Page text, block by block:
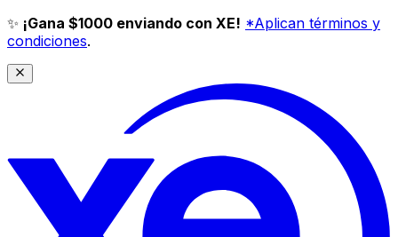
✨ ¡Gana $1000 enviando con XE! *Aplican términos y
condiciones.